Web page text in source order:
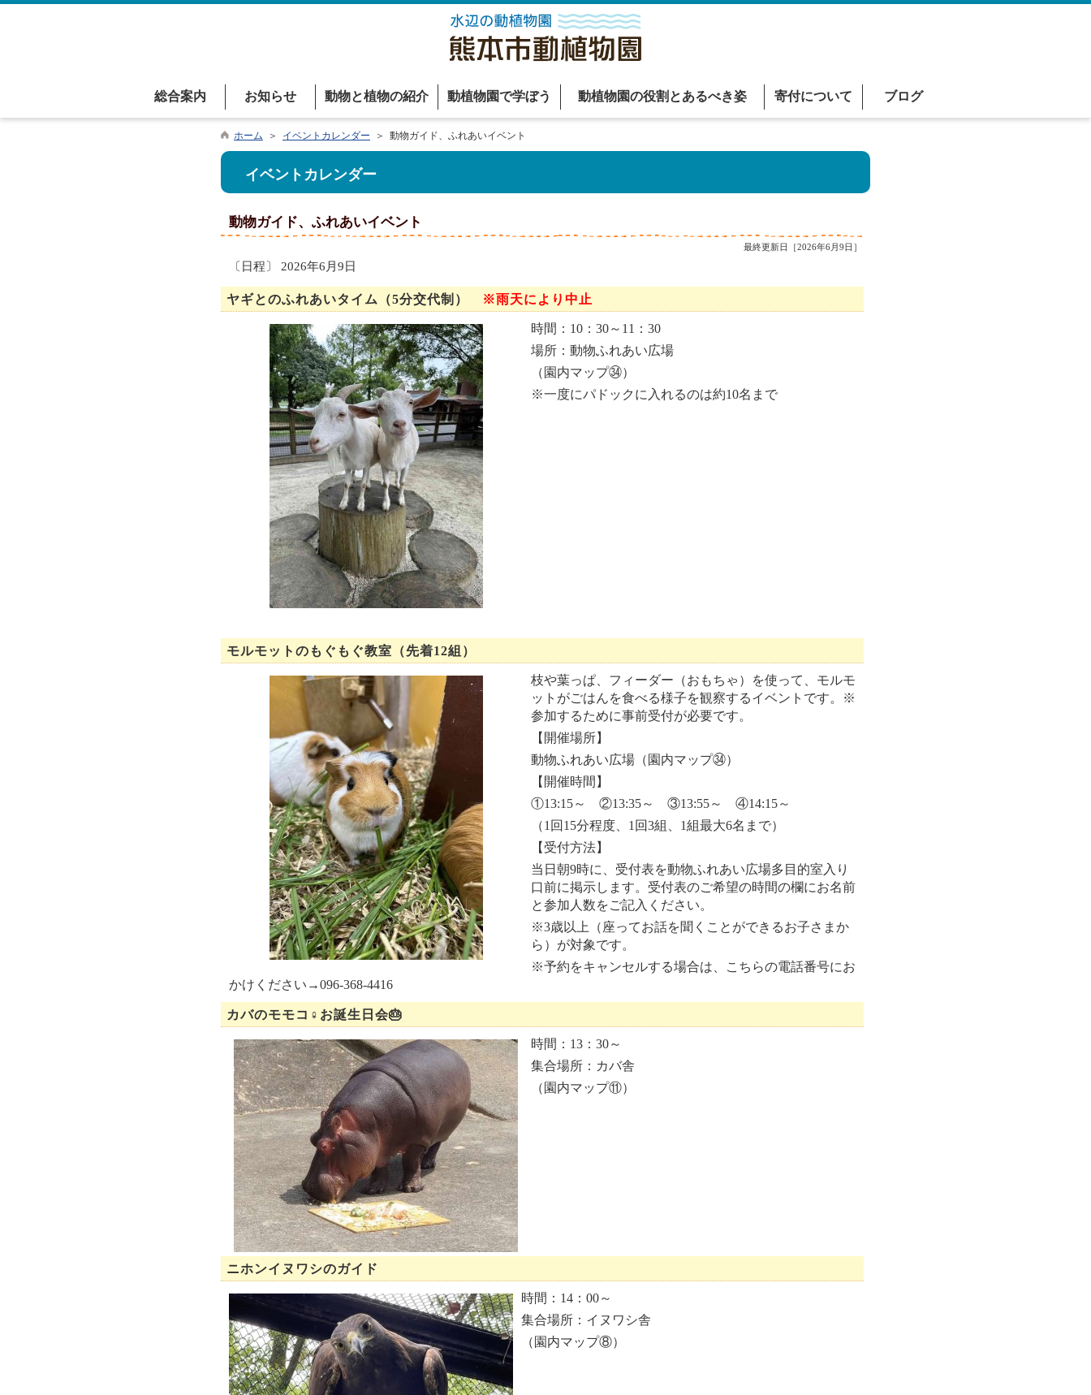
総合案内 お知らせ 動物と植物の紹介 動植物園で学ぼう 動植物園の役割とあるべき姿 寄付について ブログ
ホーム ＞ イベントカレンダー ＞ 動物ガイド、ふれあいイベント
イベントカレンダー
動物ガイド、ふれあいイベント
最終更新日［2026年6月9日］
〔日程〕 2026年6月9日
ヤギとのふれあいタイム（5分交代制） ※雨天により中止
時間：10：30～11：30
場所：動物ふれあい広場
（園内マップ㉞）
※一度にパドックに入れるのは約10名まで
モルモットのもぐもぐ教室（先着12組）
枝や葉っぱ、フィーダー（おもちゃ）を使って、モルモ
ットがごはんを食べる様子を観察するイベントです。※
参加するために事前受付が必要です。
【開催場所】
動物ふれあい広場（園内マップ㉞）
【開催時間】
①13:15～ ②13:35～ ③13:55～ ④14:15～
（1回15分程度、1回3組、1組最大6名まで）
【受付方法】
当日朝9時に、受付表を動物ふれあい広場多目的室入り
口前に掲示します。受付表のご希望の時間の欄にお名前
と参加人数をご記入ください。
※3歳以上（座ってお話を聞くことができるお子さまか
ら）が対象です。
※予約をキャンセルする場合は、こちらの電話番号にお
かけください→096-368-4416
カバのモモコ♀お誕生日会🎂
時間：13：30～
集合場所：カバ舎
（園内マップ⑪）
ニホンイヌワシのガイド
時間：14：00～
集合場所：イヌワシ舎
（園内マップ⑧）